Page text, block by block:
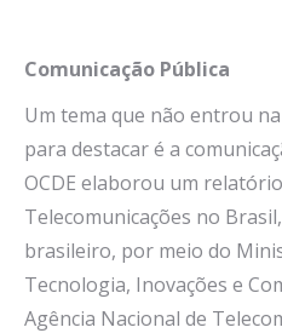
Comunicação Pública
Um tema que não entrou
para destacar é a
OCDE elaborou um
Telecomunicações no
brasileiro, por meio do
Tecnologia, Inovações e
Agência Nacional de